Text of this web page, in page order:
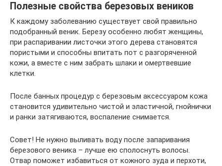
Полезные свойства березовых веников
К каждому заболеванию существует свой правильно
подобранный веник. Березу особенно любят женщины,
при распаривании листочки этого дерева становятся
пористыми и способны впитать пот с разгоряченной
кожи, а вместе с ним забрать шлаки и омертвевшие
клетки.
После банных процедур с березовым аксессуаром кожа
становится удивительно чистой и эластичной, гнойнички
и ранки затягиваются, воспаление снимается.
Совет! Не нужно выливать воду после запаривания
березового веника – лучше ею сполоснуть волосы.
Отвар поможет избавиться от кожного зуда и перхоти,